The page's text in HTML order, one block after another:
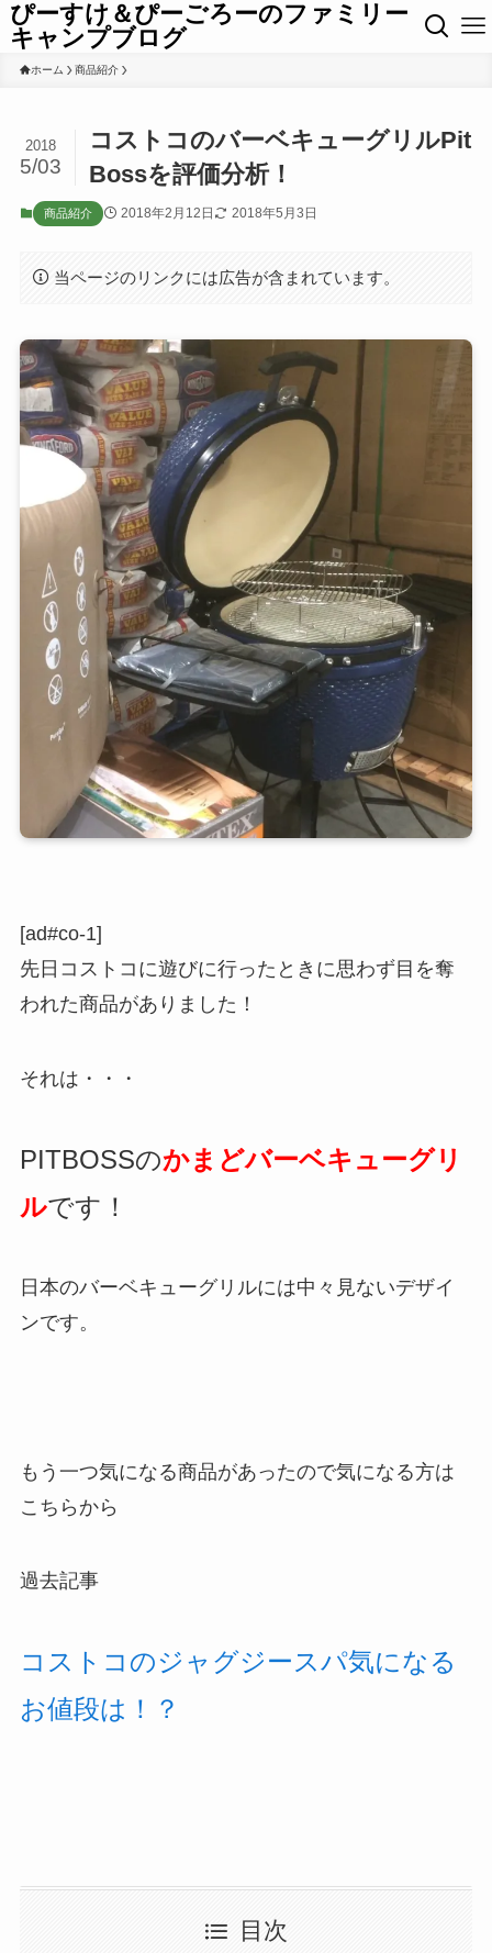
ぴーすけ＆ぴーごろーのファミリー
キャンプブログ
ホーム 商品紹介
コストコのバーベキューグリルPit
Bossを評価分析！
2018
5/03
商品紹介 2018年2月12日 2018年5月3日
当ページのリンクには広告が含まれています。
[ad#co-1]
先日コストコに遊びに行ったときに思わず目を奪
われた商品がありました！
それは・・・
PITBOSSのかまどバーベキューグリ
ルです！
日本のバーベキューグリルには中々見ないデザイ
ンです。
もう一つ気になる商品があったので気になる方は
こちらから
過去記事
コストコのジャグジースパ気になる
お値段は！？
目次